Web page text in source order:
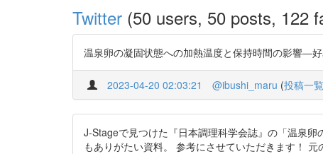
Twitter (50 users, 50 posts, 122
温泉卵の凝固状態への加熱温度と保持時間の影響―
2023-04-20 02:03:21 @ibushi_maru (投稿一覧
J-Stageで見つけた『日本調理科学会誌』の「温泉
もありがたい資料。 参考にさせていただきます！